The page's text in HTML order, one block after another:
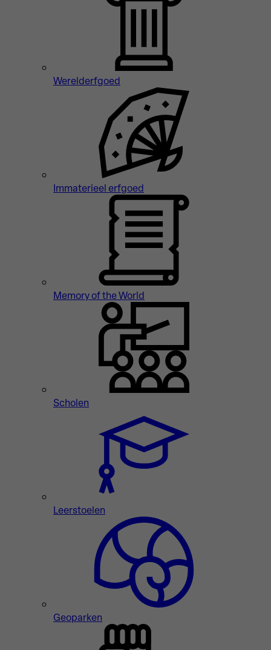
Werelderfgoed
Immaterieel erfgoed
Memory of the World
Scholen
Leerstoelen
Geoparken